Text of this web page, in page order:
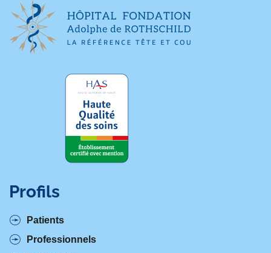
Profils
Patients
Professionnels